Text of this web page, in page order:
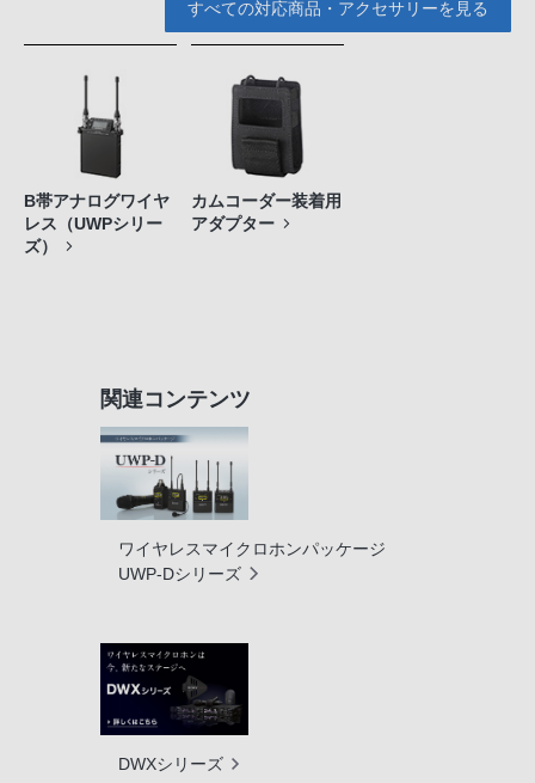
すべての対応商品・アクセサリーを見る
B帯アナログワイヤ
レス（UWPシリー
ズ）
カムコーダー装着用
アダプター
関連コンテンツ
ワイヤレスマイクロホンパッケージ
UWP-Dシリーズ
DWXシリーズ